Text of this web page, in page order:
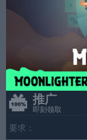
推广
即刻领取
要求：